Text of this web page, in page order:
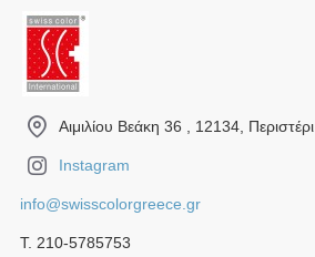
Αιμιλίου Βεάκη 36 , 12134, Περιστέρι
Instagram
info@swisscolorgreece.gr
Τ. 210-5785753